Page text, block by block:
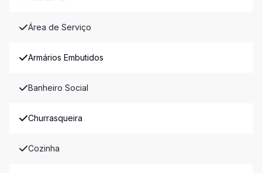
Área de Serviço
Armários Embutidos
Banheiro Social
Churrasqueira
Cozinha